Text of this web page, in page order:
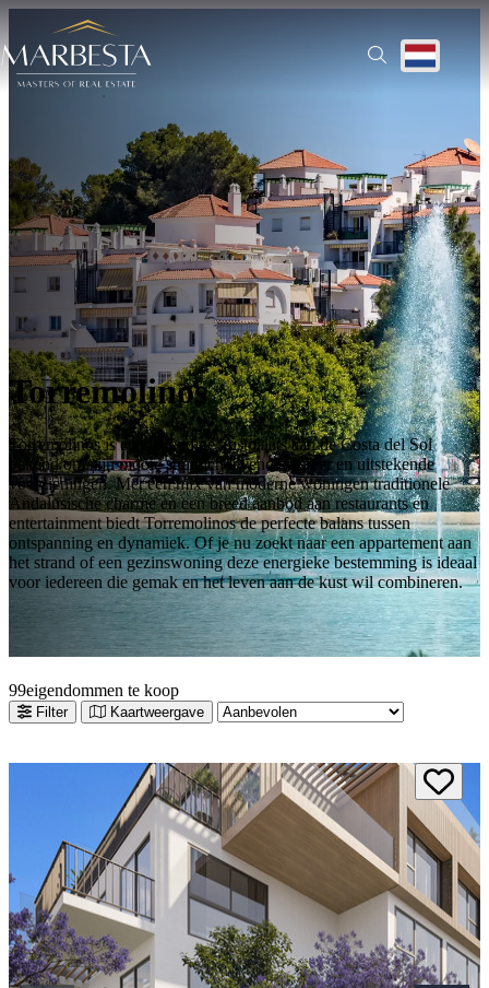
Torremolinos
Torremolinos is een levendige kustplaats aan de Costa del Sol
bekend om zijn mooie stranden levendige sfeer en uitstekende
voorzieningen. Met een mix van moderne woningen traditionele
Andalusische charme en een breed aanbod aan restaurants en
entertainment biedt Torremolinos de perfecte balans tussen
ontspanning en dynamiek. Of je nu zoekt naar een appartement aan
het strand of een gezinswoning deze energieke bestemming is ideaal
voor iedereen die gemak en het leven aan de kust wil combineren.
99eigendommen te koop
Filter Kaartweergave
Ontdek alle regio’s | Prachtige woningen te koop